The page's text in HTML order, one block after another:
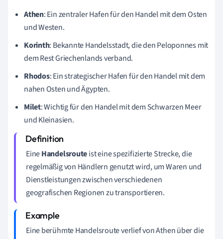
Athen: Ein zentraler Hafen für den Handel mit dem Osten
und Westen.
Korinth: Bekannte Handelsstadt, die den Peloponnes mit
dem Rest Griechenlands verband.
Rhodos: Ein strategischer Hafen für den Handel mit dem
nahen Osten und Ägypten.
Milet: Wichtig für den Handel mit dem Schwarzen Meer
und Kleinasien.
EineHandelsrouteist eine spezifizierte Strecke, die
regelmäßig von Händlern genutzt wird, um Waren und
Dienstleistungen zwischen verschiedenen
geografischen Regionen zu transportieren.
Eine berühmte Handelsroute verlief von Athen über die